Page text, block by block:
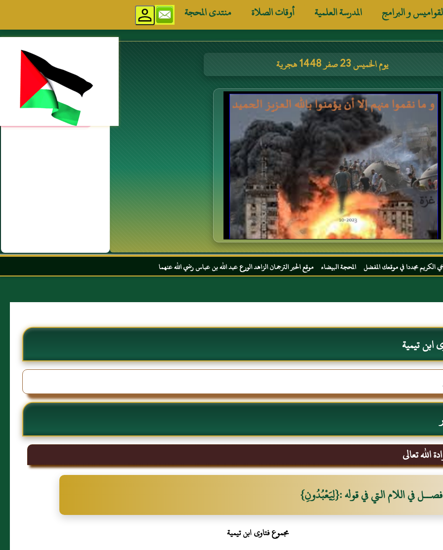
و البرامج المدرسة العلمية أوقات الصلاة منتدى المحجة
يوم الخميس 23 صفر 1448 هجرية مواقع إسلامية
المفضل المحجة البيضاء موقع الحبر الترجمان الزاهد الورع عبد الله بن عباس رضي الله عنهما
ابن تيمية
الله تعالى‏
فصــل في اللام التي في قوله :‏‏{‏لِيَعْبُدُونِ‏}‏
مجموع فتاوى ابن تيمية